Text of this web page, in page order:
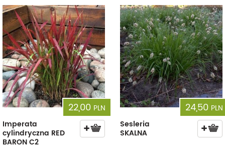
22,00 PLN
Imperata
cylindryczna RED
BARON C2
24,50 PLN
Sesleria
SKALNA